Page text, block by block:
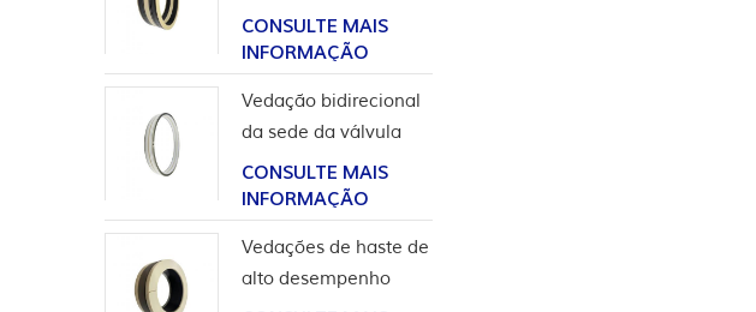
ferramentas de poço
CONSULTE MAIS
INFORMAÇÃO
Vedação bidirecional
da sede da válvula
esférica de alta
pressão
CONSULTE MAIS
INFORMAÇÃO
Vedações de haste de
alto desempenho